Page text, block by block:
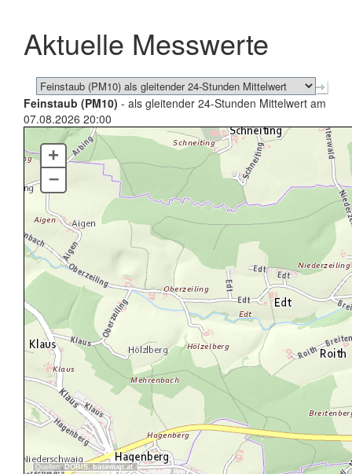
schließen
Aktuelle Messwerte
Feinstaub (PM10) - als gleitender 24-Stunden Mittelwert am
07.08.2026 20:00
Quellen: DORIS,basemap.at
+
–